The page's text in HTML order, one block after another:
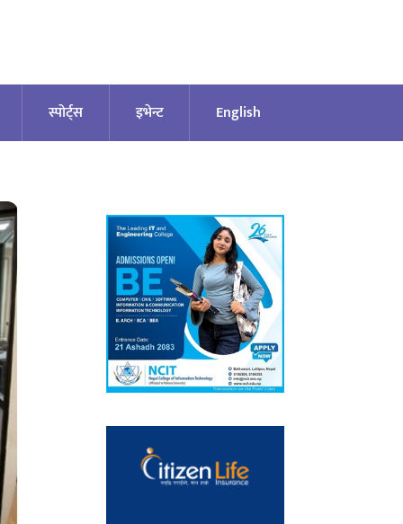
स्पोर्ट्स इभेन्ट English